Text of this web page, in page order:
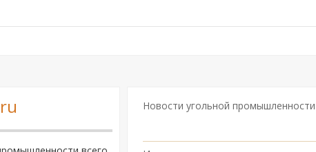
Новости угольной промышленности